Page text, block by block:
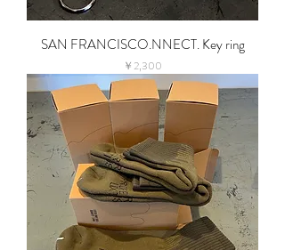
SAN FRANCISCO.NNECT. Key ring
価格
￥2,300